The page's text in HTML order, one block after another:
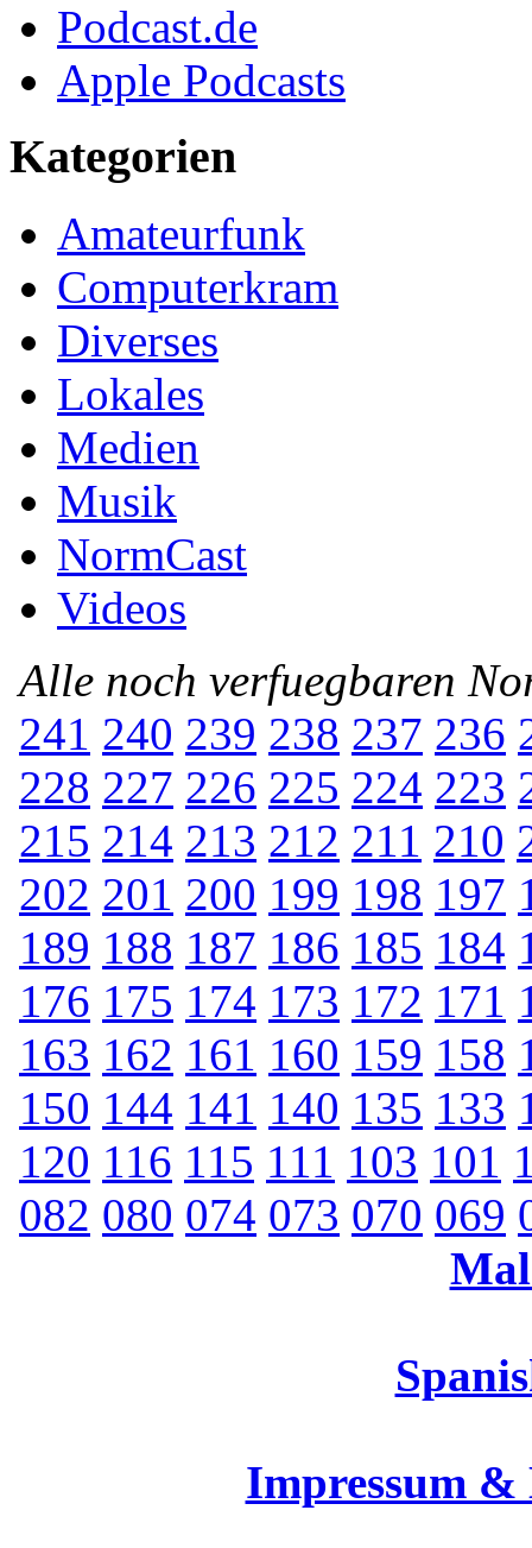
Podcast.de
Apple Podcasts
Kategorien
Amateurfunk
Computerkram
Diverses
Lokales
Medien
Musik
NormCast
Videos
Alle noch verfuegbaren
241 240 239 238 237 236
228 227 226 225 224 223
215 214 213 212 211 210
202 201 200 199 198 197
189 188 187 186 185 184
176 175 174 173 172 171
163 162 161 160 159 158
150 144 141 140 135 133
120 116 115 111 103 101
082 080 074 073 070 069
Impressum